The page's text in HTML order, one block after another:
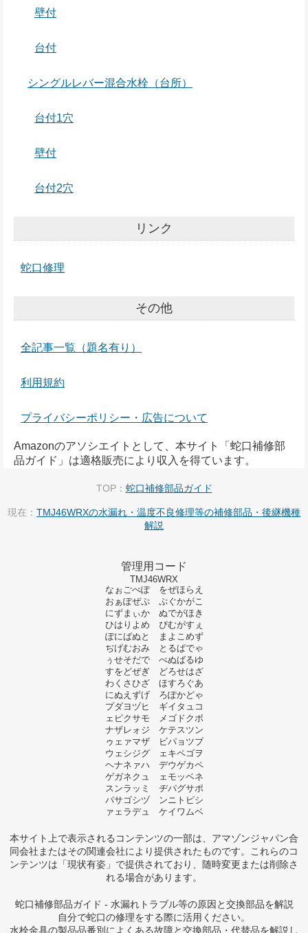
壁付
台付
シングルレバー混合水栓（台所）
台付1穴
壁付
台付2穴
リンク
蛇口修理
その他
全記事一覧（題名有り）
利用規約
プライバシーポリシー・広告について
Amazonのアソシエイトとして、本サイト「蛇口補修部
品ガイド」は適格販売により収入を得ています。
TOP： 蛇口補修部品ガイド
現在： TMJ46WRXの水漏れ・温度不良修理等の補修部品・後継機種
解説
管理用コード
TMJ46WRX
なぉごべぽ をぜほらえ
おぁぽぜぷ ぷぐかがこ
にずまぃか ぬでがほき
ひはりよめ ぴむがすぇ
ぽにばぬと まよこめず
ぢげむおみ とるぱでゃ
ぅせそだで べぬばるゆ
すをどぜぎ どろせはざ
わくさひざ ほすろぐあ
にぬえずげ ろぽかどゃ
プダヨヅヒ ギイタュコ
ェピクサモ メゴドクボ
ナザレォジ ケテスツン
ゥェァマザ ビパョツブ
ウェシジグ ェキペゴヲ
ヘナネァハ デウゲカペ
ゲガネクュ ェモッベネ
スンラッミ ヂパグサポ
パサゴシヅ ンニトピシ
ァェラデュ ケイワムベ
本サイト上で表示されるコンテンツの一部は、アマゾンジャパン合
同会社またはその関連会社により提供されたものです。これらのコ
ンテンツは「現状有姿」で提供されており、随時変更または削除さ
れる場合があります。
蛇口補修部品ガイド - 水漏れトラブル等の原因と交換部品を解説
自分で蛇口の修理をする際に活用ください。
水栓金具の製品品番別によくある故障と交換部品・代替品を解説し